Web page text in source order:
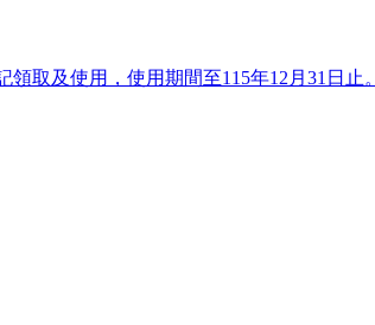
取及使用，使用期間至115年12月31日止。